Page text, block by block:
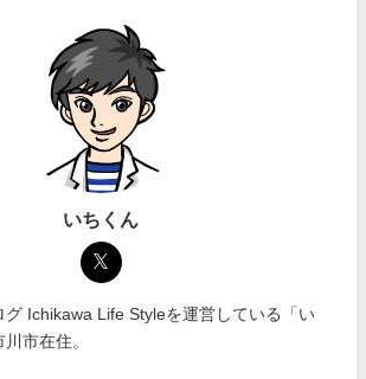
いちくん
グ Ichikawa Life Styleを運営している「い
市在住。